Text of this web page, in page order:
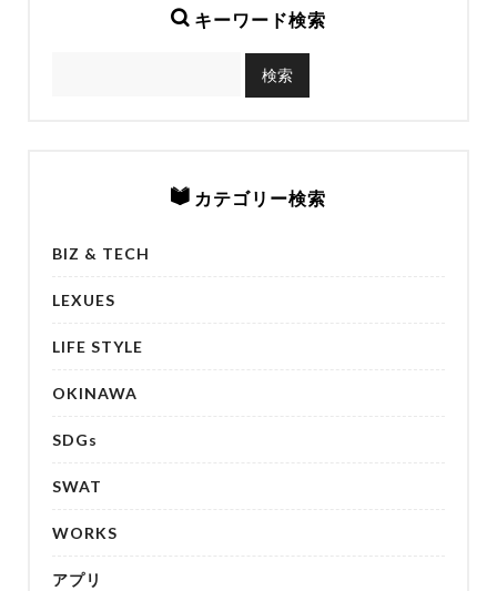
キーワード検索
カテゴリー検索
BIZ & TECH
LEXUES
LIFE STYLE
OKINAWA
SDGs
SWAT
WORKS
アプリ